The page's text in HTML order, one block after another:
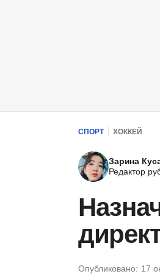
СПОРТ ХОККЕЙ
Зарина
Редактор
Опубликовано: 17